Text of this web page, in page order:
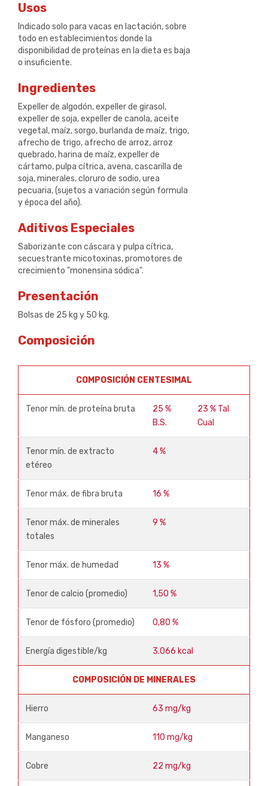
Usos
Indicado solo para vacas en lactación, sobre
todo en establecimientos donde la
disponibilidad de proteínas en la dieta es baja
o insuficiente.
Ingredientes
Expeller de algodón, expeller de girasol,
expeller de soja, expeller de canola, aceite
vegetal, maíz, sorgo, burlanda de maíz, trigo,
afrecho de trigo, afrecho de arroz, arroz
quebrado, harina de maíz, expeller de
cártamo, pulpa cítrica, avena, cascarilla de
soja, minerales, cloruro de sodio, urea
pecuaria, (sujetos a variación según formula
y época del año).
Aditivos Especiales
Saborizante con cáscara y pulpa cítrica,
secuestrante micotoxinas, promotores de
crecimiento "monensina sódica".
Presentación
Bolsas de 25 kg y 50 kg.
Composición
COMPOSICIÓN CENTESIMAL
Tenor mín. de proteína bruta
25 %
B.S.
23 % Tal
Cual
Tenor mín. de extracto
etéreo
4 %
Tenor máx. de fibra bruta 16 %
Tenor máx. de minerales
totales
9 %
Tenor máx. de humedad 13 %
Tenor de calcio (promedio) 1,50 %
Tenor de fósforo (promedio) 0,80 %
Energía digestible/kg 3.066 kcal
COMPOSICIÓN DE MINERALES
Hierro 63 mg/kg
Manganeso 110 mg/kg
Cobre 22 mg/kg